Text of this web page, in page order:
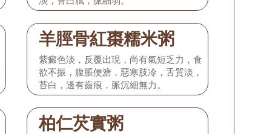
羊脛骨紅棗糯米粥
紫癜色淡，反覆出現，尚有氣短乏力，食
欲不振，腹脹便溏，惡寒肢冷，舌質淡，
苔白，邊有齒痕，脈沉細無力。
柏仁芡實粥